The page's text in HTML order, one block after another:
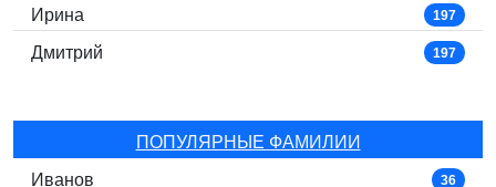
Ирина 197
Дмитрий 197
ПОПУЛЯРНЫЕ ФАМИЛИИ
Иванов
36